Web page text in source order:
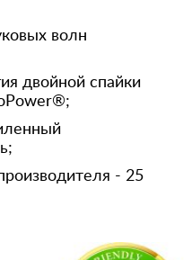
волн
двойной спайки
- 25